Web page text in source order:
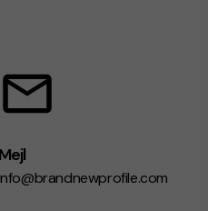
Mejl